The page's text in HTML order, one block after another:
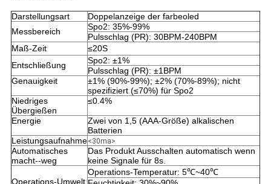
Darstellungsart
Doppelanzeige der farbeoled
Messbereich
Spo2: 35%-99%
Pulsschlag (PR): 30BPM-240BPM
Maß-Zeit
≤20S
Entschließung
Spo2: ±1%
Pulsschlag (PR): ±1BPM
Genauigkeit
±1% (90%-99%); ±2% (70%-89%); nicht
spezifiziert (≤70%) für Spo2
Niedriges
Übergießen
≤0.4%
Energie
Zwei von 1,5 (AAA-Größe) alkalischen
Batterien
Leistungsaufnahme<30ma>
Automatisches
macht--weg
Das Produkt Ausschalten automatisch wenn
keine Signale für 8s.
Operations-Umwelt
Operations-Temperatur: 5℃~40℃